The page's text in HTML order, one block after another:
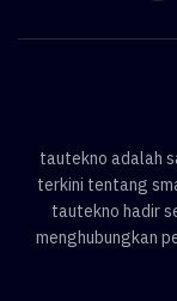
tautekno adalah
terkini tentang
tautekno hadir
menghubungkan